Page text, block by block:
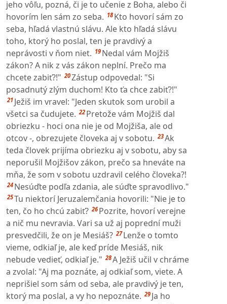
jeho vôľu, pozná, či je to učenie z Boha, alebo či
hovorím len sám zo seba. 18 Kto hovorí sám zo
seba, hľadá vlastnú slávu. Ale kto hľadá slávu
toho, ktorý ho poslal, ten je pravdivý a
neprávosti v ňom niet. 19 Nedal vám Mojžiš
zákon? A nik z vás zákon neplní. Prečo ma
chcete zabiť?!" 20Zástup odpovedal: "Si
posadnutý zlým duchom! Kto ťa chce zabiť?!"
21 Ježiš im vravel: "Jeden skutok som urobil a
všetci sa čudujete. 22 Pretože vám Mojžiš dal
obriezku - hoci ona nie je od Mojžiša, ale od
otcov -, obrezujete človeka aj v sobotu. 23Ak
teda človek prijíma obriezku aj v sobotu, aby sa
neporušil Mojžišov zákon, prečo sa hneváte na
mňa, že som v sobotu uzdravil celého človeka?!
24 Nesúďte podľa zdania, ale súďte spravodlivo."
25Tu niektorí Jeruzalemčania hovorili: "Nie je to
ten, čo ho chcú zabiť? 26 Pozrite, hovorí verejne
a nič mu nevravia. Vari sa už aj poprední muži
presvedčili, že on je Mesiáš? 27 Lenže o tomto
vieme, odkiaľ je, ale keď príde Mesiáš, nik
nebude vedieť, odkiaľ je." 28A Ježiš učil v chráme
a zvolal: "Aj ma poznáte, aj odkiaľ som, viete. A
neprišiel som sám od seba, ale pravdivý je ten,
ktorý ma poslal, a vy ho nepoznáte. 29 Ja ho